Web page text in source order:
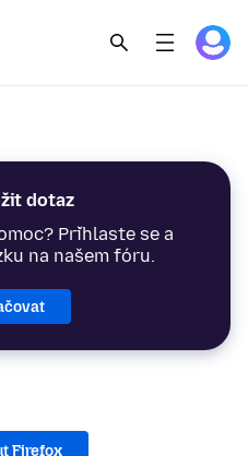
dotaz
Přihlaste se a
na našem fóru.
Firefox